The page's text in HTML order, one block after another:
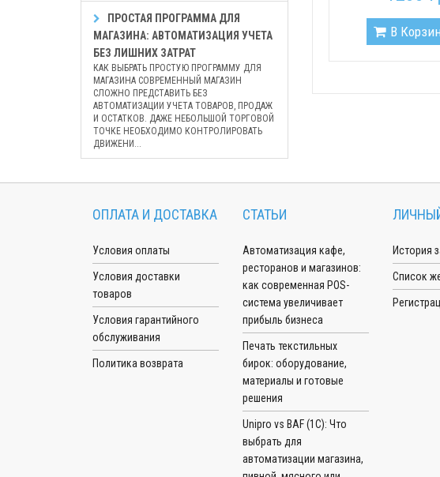
В
ПРОСТАЯ ПРОГРАММА ДЛЯ
МАГАЗИНА: АВТОМАТИЗАЦИЯ УЧЕТА
БЕЗ ЛИШНИХ ЗАТРАТ
КАК ВЫБРАТЬ ПРОСТУЮ ПРОГРАММУ ДЛЯ
МАГАЗИНА СОВРЕМЕННЫЙ МАГАЗИН
СЛОЖНО ПРЕДСТАВИТЬ БЕЗ
АВТОМАТИЗАЦИИ УЧЕТА ТОВАРОВ, ПРОДАЖ
И ОСТАТКОВ. ДАЖЕ НЕБОЛЬШОЙ ТОРГОВОЙ
ТОЧКЕ НЕОБХОДИМО КОНТРОЛИРОВАТЬ
ДВИЖЕНИ...
ОПЛАТА И ДОСТАВКА
Условия оплаты
Условия доставки
товаров
Условия гарантийного
обслуживания
Политика возврата
СТАТЬИ
Автоматизация кафе,
ресторанов и магазинов:
как современная POS-
система увеличивает
прибыль бизнеса
Печать текстильных
бирок: оборудование,
материалы и готовые
решения
Unipro vs BAF (1С): Что
выбрать для
автоматизации магазина,
История
Список